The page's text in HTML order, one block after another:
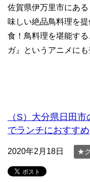
佐賀県伊万里市にあ
味しい絶品鳥料理を
食！鳥料理を堪能す
ガ』というアニメに
（S）大分県日田
でランチにおすすめ
2020年2月18日 ★